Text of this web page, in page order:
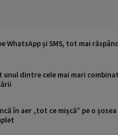
WhatsApp și SMS, tot mai
unul dintre cele mai mari
în aer „tot ce mișcă” pe o